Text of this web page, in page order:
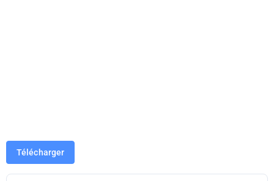
Télécharger